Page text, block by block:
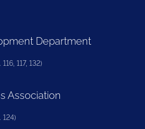
Department
117, 132)
Association
124)